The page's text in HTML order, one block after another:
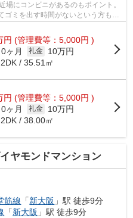
場にコンビニがあるのもポイント。
ゴミを出す時間がないという方も安
円 (管理費等：5,000円 )
0ヶ月 礼金
10万円
/ 35.51㎡
円 (管理費等：5,000円 )
0ヶ月 礼金
10万円
/ 38.00㎡
ヤモンドマンション
筋線 「新大阪 」駅 徒歩9分
「新大阪 」駅 徒歩9分